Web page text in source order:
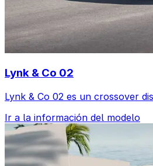
Lynk & Co 02
Lynk & Co 02 es un crossover
Ir a la información del modelo